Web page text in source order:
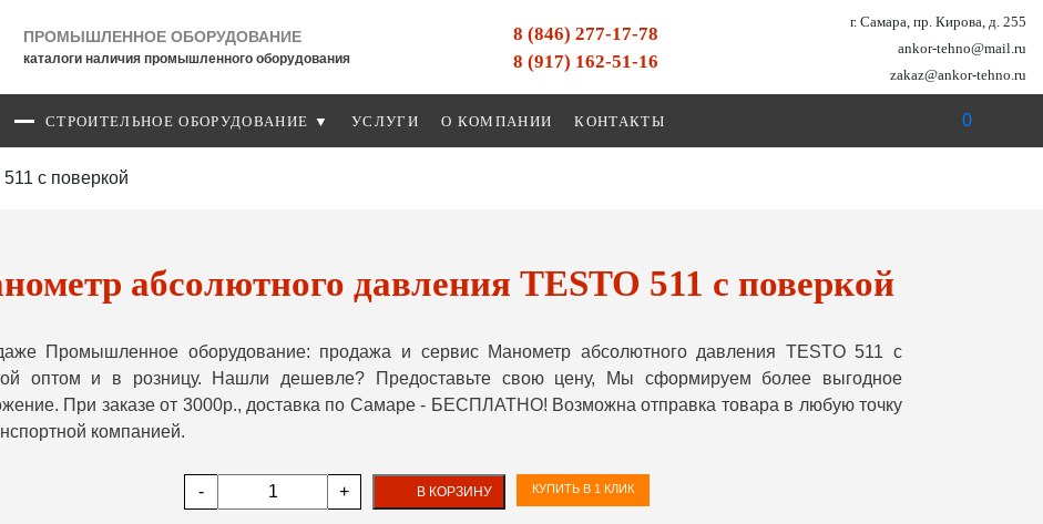
ПРОМЫШЛЕННОЕ ОБОРУДОВАНИЕ
каталоги наличия промышленного оборудования
8 (846) 277-17-78
8 (917) 162-51-16
г. Самара, пр. Кирова, д. 255
ankor-tehno@mail.ru
zakaz@ankor-tehno.ru
СТРОИТЕЛЬНОЕ ОБОРУДОВАНИЕ ▼ УСЛУГИ О КОМПАНИИ КОНТАКТЫ 0
с поверкой
абсолютного давления TESTO 511 с поверкой
Промышленное оборудование: продажа и сервис Манометр абсолютного давления TESTO 511 с
оптом и в розницу. Нашли дешевле? Предоставьте свою цену, Мы сформируем более выгодное
При заказе от 3000р., доставка по Самаре - БЕСПЛАТНО! Возможна отправка товара в любую точку
компанией.
- + В КОРЗИНУ КУПИТЬ В 1 КЛИК